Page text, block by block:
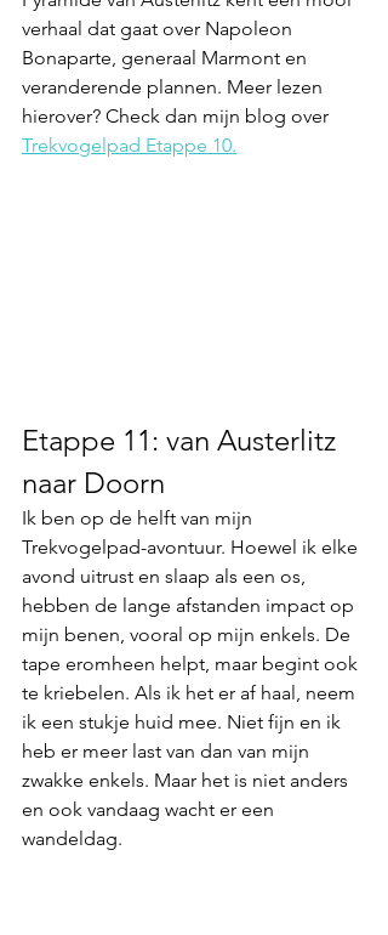
verhaal dat gaat over Napoleon
Bonaparte, generaal Marmont en
veranderende plannen. Meer lezen
hierover? Check dan mijn blog over
Trekvogelpad Etappe 10.
Etappe 11: van Austerlitz
naar Doorn
Ik ben op de helft van mijn
Trekvogelpad-avontuur. Hoewel ik elke
avond uitrust en slaap als een os,
hebben de lange afstanden impact op
mijn benen, vooral op mijn enkels. De
tape eromheen helpt, maar begint ook
te kriebelen. Als ik het er af haal, neem
ik een stukje huid mee. Niet fijn en ik
heb er meer last van dan van mijn
zwakke enkels. Maar het is niet anders
en ook vandaag wacht er een
wandeldag.